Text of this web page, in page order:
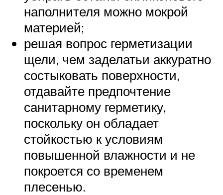
наполнителя можно мокрой
материей;
решая вопрос герметизации
щели, чем заделатьи аккуратно
состыковать поверхности,
отдавайте предпочтение
санитарному герметику,
поскольку он обладает
стойкостью к условиям
повышенной влажности и не
покроется со временем
плесенью.